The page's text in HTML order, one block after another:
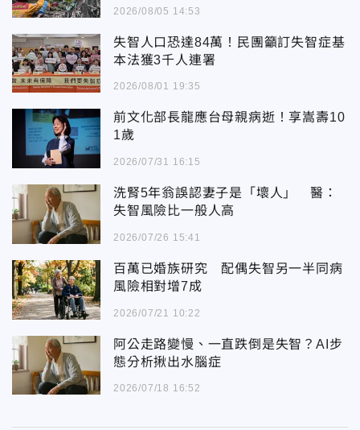
2026/08/05 14:53
失智人口恐達84萬！民團籲訂失智症基
本法獲3千人連署
2026/08/01 19:35
前文化部長龍應台母親病逝！享嵩壽10
1歲
2026/07/31 16:15
洗腎5年翁誤認妻子是「壞人」 醫：
失智風險比一般人高
2026/07/26 15:41
百萬已婚族研究 配偶失智另一半同病
風險相對增7成
2026/07/21 10:22
阿公走路變慢、一直跌倒是失智？AI步
態分析揪出水腦症
2026/07/18 16:52